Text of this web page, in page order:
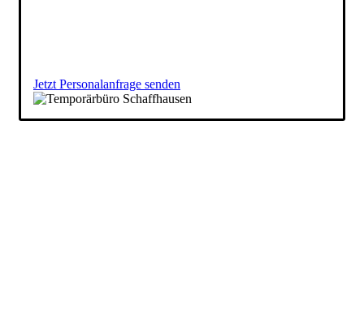
Jetzt Personalanfrage senden